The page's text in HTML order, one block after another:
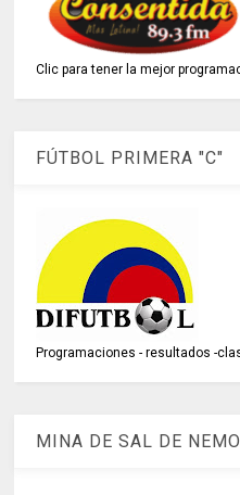
Clic para tener la mejor
FÚTBOL PRIMERA "C"
Programaciones - resultados -
MINA DE SAL DE